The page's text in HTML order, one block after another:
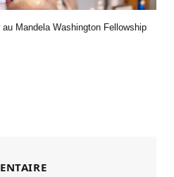
Mandela Washington Fellowship